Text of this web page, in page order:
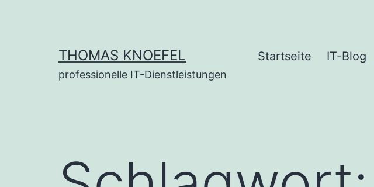
THOMAS KNOEFEL
professionelle IT-Dienstleistungen
Startseite IT-Blog